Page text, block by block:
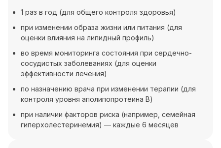
1 раз в год (для общего контроля здоровья)
при изменении образа жизни или питания (для
оценки влияния на липидный профиль)
во время мониторинга состояния при сердечно-
сосудистых заболеваниях (для оценки
эффективности лечения)
по назначению врача при изменении терапии (для
контроля уровня аполипопротеина В)
при наличии факторов риска (например, семейная
гиперхолестеринемия) — каждые 6 месяцев